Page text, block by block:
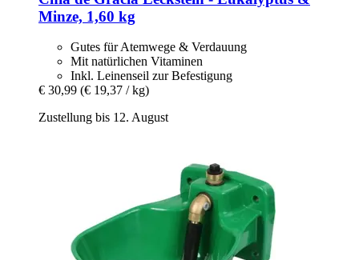
Minze, 1,60 kg
Gutes für Atemwege & Verdauung
Mit natürlichen Vitaminen
Inkl. Leinenseil zur Befestigung
€ 30,99 (€ 19,37 / kg)
Zustellung bis 12. August